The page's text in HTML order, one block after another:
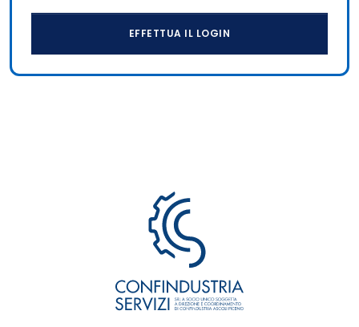
EFFETTUA IL LOGIN